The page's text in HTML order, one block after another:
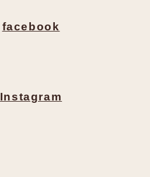
facebook
Instagram